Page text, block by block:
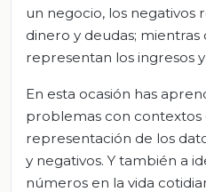
un negocio, los negativos
dinero y deudas; mientras
representan los ingresos
En esta ocasión has
problemas con contextos
representación de los
y negativos. Y también a
números en la vida